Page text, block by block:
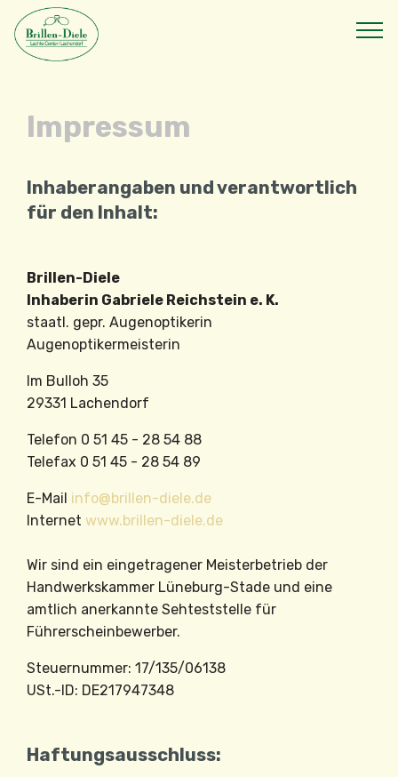
Impressum
Inhaberangaben und verantwortlich
für den Inhalt:
Brillen-Diele
Inhaberin Gabriele Reichstein e. K.
staatl. gepr. Augenoptikerin
Augenoptikermeisterin
Im Bulloh 35
29331 Lachendorf
Telefon 0 51 45 - 28 54 88
Telefax 0 51 45 - 28 54 89
E-Mail info@brillen-diele.de
Internet www.brillen-diele.de
Wir sind ein eingetragener Meisterbetrieb der
Handwerkskammer Lüneburg-Stade und eine
amtlich anerkannte Sehteststelle für
Führerscheinbewerber.
Steuernummer: 17/135/06138
USt.-ID: DE217947348
Haftungsausschluss: